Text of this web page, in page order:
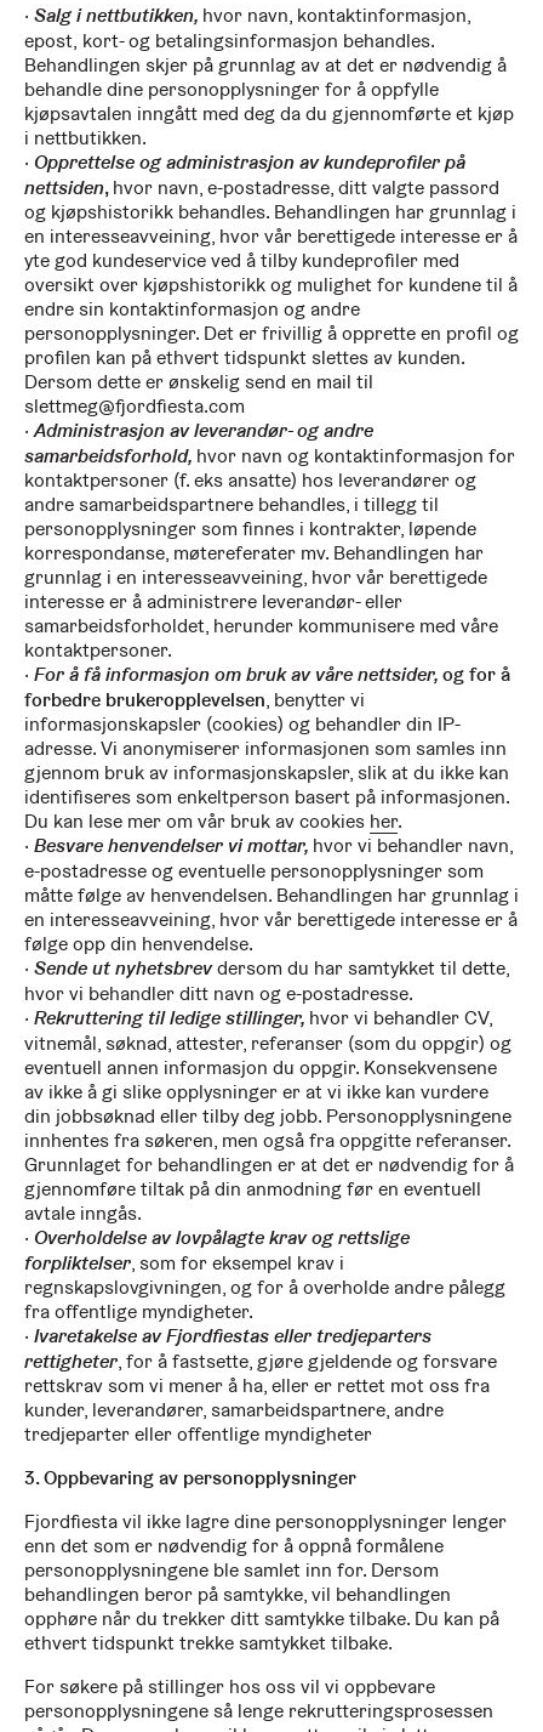
Salg i nettbutikken, hvor navn, kontaktinformasjon,
epost, kort- og betalingsinformasjon behandles.
Behandlingen skjer på grunnlag av at det er nødvendig å
behandle dine personopplysninger for å oppfylle
kjøpsavtalen inngått med deg da du gjennomførte et kjøp
i nettbutikken.
Opprettelse og administrasjon av kundeprofiler på
nettsiden,hvor navn, e-postadresse, ditt valgte passord
og kjøpshistorikk behandles. Behandlingen har grunnlag i
en interesseavveining, hvor vår berettigede interesse er å
yte god kundeservice ved å tilby kundeprofiler med
oversikt over kjøpshistorikk og mulighet for kundene til å
endre sin kontaktinformasjon og andre
personopplysninger. Det er frivillig å opprette en profil og
profilen kan på ethvert tidspunkt slettes av kunden.
Dersom dette er ønskelig send en mail til
slettmeg@fjordfiesta.com
Administrasjon av leverandør- og andre
samarbeidsforhold, hvor navn og kontaktinformasjon for
kontaktpersoner (f. eks ansatte) hos leverandører og
andre samarbeidspartnere behandles, i tillegg til
personopplysninger som finnes i kontrakter, løpende
korrespondanse, møtereferater mv. Behandlingen har
grunnlag i en interesseavveining, hvor vår berettigede
interesse er å administrere leverandør- eller
samarbeidsforholdet, herunder kommunisere med våre
kontaktpersoner.
For å få informasjon om bruk av våre nettsider,og for å
forbedre brukeropplevelsen, benytter vi
informasjonskapsler (cookies) og behandler din IP-
adresse. Vi anonymiserer informasjonen som samles inn
gjennom bruk av informasjonskapsler, slik at du ikke kan
identifiseres som enkeltperson basert på informasjonen.
Du kan lese mer om vår bruk av cookies her.
Besvare henvendelser vi mottar, hvor vi behandler navn,
e-postadresse og eventuelle personopplysninger som
måtte følge av henvendelsen. Behandlingen har grunnlag i
en interesseavveining, hvor vår berettigede interesse er å
følge opp din henvendelse.
Sende ut nyhetsbrevdersom du har samtykket til dette,
hvor vi behandler ditt navn og e-postadresse.
Rekruttering til ledige stillinger, hvor vi behandler CV,
vitnemål, søknad, attester, referanser (som du oppgir) og
eventuell annen informasjon du oppgir. Konsekvensene
av ikke å gi slike opplysninger er at vi ikke kan vurdere
din jobbsøknad eller tilby deg jobb. Personopplysningene
innhentes fra søkeren, men også fra oppgitte referanser.
Grunnlaget for behandlingen er at det er nødvendig for å
gjennomføre tiltak på din anmodning før en eventuell
avtale inngås.
Overholdelse av lovpålagte krav og rettslige
forpliktelser, som for eksempel krav i
regnskapslovgivningen, og for å overholde andre pålegg
fra offentlige myndigheter.
Ivaretakelse av Fjordfiestas eller tredjeparters
rettigheter, for å fastsette, gjøre gjeldende og forsvare
rettskrav som vi mener å ha, eller er rettet mot oss fra
kunder, leverandører, samarbeidspartnere, andre
tredjeparter eller offentlige myndigheter
3. Oppbevaring av personopplysninger
Fjordfiesta vil ikke lagre dine personopplysninger lenger
enn det som er nødvendig for å oppnå formålene
personopplysningene ble samlet inn for. Dersom
behandlingen beror på samtykke, vil behandlingen
opphøre når du trekker ditt samtykke tilbake. Du kan på
ethvert tidspunkt trekke samtykket tilbake.
For søkere på stillinger hos oss vil vi oppbevare
personopplysningene så lenge rekrutteringsprosessen